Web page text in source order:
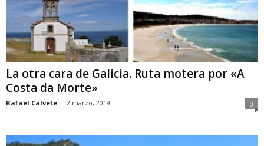
La otra cara de Galicia. Ruta motera por «A
Costa da Morte»
Rafael Calvete - 2 marzo, 2019 0